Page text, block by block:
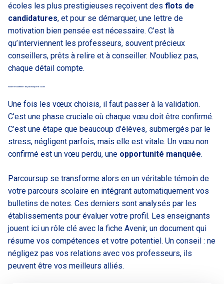
écoles les plus prestigieuses reçoivent des flots de
candidatures, et pour se démarquer, une lettre de
motivation bien pensée est nécessaire. C’est là
qu’interviennent les professeurs, souvent précieux
conseillers, prêts à relire et à conseiller. N’oubliez pas,
chaque détail compte.
Valider et confirmer : Ne pas manquer le coche
Une fois les vœux choisis, il faut passer à la validation.
C’est une phase cruciale où chaque vœu doit être confirmé.
C’est une étape que beaucoup d’élèves, submergés par le
stress, négligent parfois, mais elle est vitale. Un vœu non
confirmé est un vœu perdu, une opportunité manquée.
Parcoursup se transforme alors en un véritable témoin de
votre parcours scolaire en intégrant automatiquement vos
bulletins de notes. Ces derniers sont analysés par les
établissements pour évaluer votre profil. Les enseignants
jouent ici un rôle clé avec la fiche Avenir, un document qui
résume vos compétences et votre potentiel. Un conseil : ne
négligez pas vos relations avec vos professeurs, ils
peuvent être vos meilleurs alliés.